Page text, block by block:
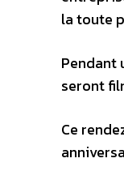
la toute
Pendant
seront
Ce